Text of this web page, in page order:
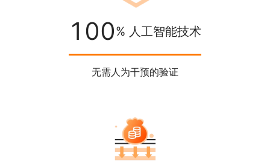
100% 人工智能技术
无需人为干预的验证